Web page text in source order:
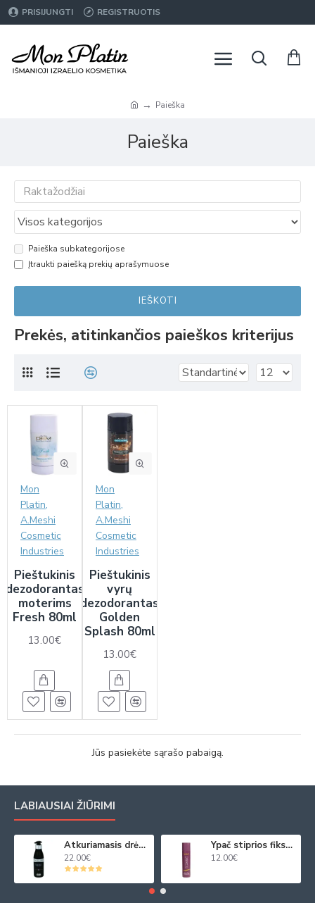
PRISIJUNGTI REGISTRUOTIS
Paieška
Paieška
Paieška subkategorijose
Įtraukti paiešką prekių aprašymuose
IEŠKOTI
Prekės, atitinkančios paieškos kriterijus
Mon
Platin,
A.Meshi
Cosmetic
Industries
Pieštukinis
dezodorantas
moterims
Fresh 80ml
13.00€
Mon
Platin,
A.Meshi
Cosmetic
Industries
Pieštukinis
vyrų
dezodorantas
Golden
Splash 80ml
13.00€
Jūs pasiekėte sąrašo pabaigą.
LABIAUSIAI ŽIŪRIMI
Atkuriamasis drėkinamasis plaukų kremas su juod. ikrų ekstraktu 250ml
22.00€
Ypač stiprios fiksacijos plaukų purškiklis 250ml
12.00€